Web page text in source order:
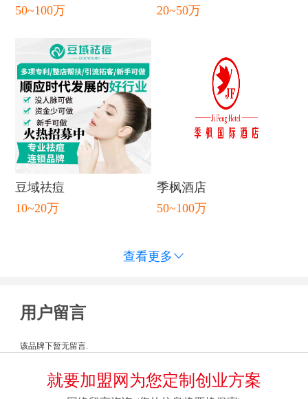
闭
50~100万
20~50万
豆域祛痘
10~20万
季枫酒店
50~100万
查看更多 
用户留言
该品牌下暂无留言.
就要加盟网为您定制创业方案